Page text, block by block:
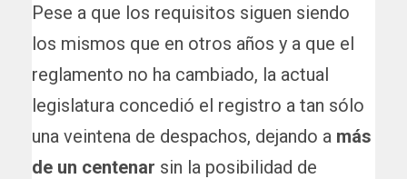
Pese a que los requisitos siguen siendo
los mismos que en otros años y a que el
reglamento no ha cambiado, la actual
legislatura concedió el registro a tan sólo
una veintena de despachos, dejando a más
de un centenar sin la posibilidad de